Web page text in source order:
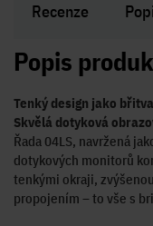
Recenze
Popis
Tenký design jako
Skvělá dotyková
Řada 04LS, navržená
dotykových monitorů
tenkými okraji,
propojením – to vše s